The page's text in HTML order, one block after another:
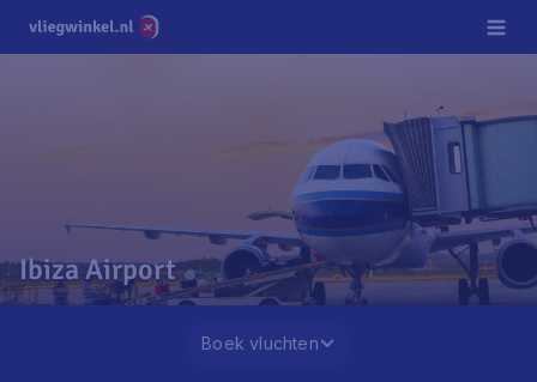
Ibiza Airport
Boek vluchten